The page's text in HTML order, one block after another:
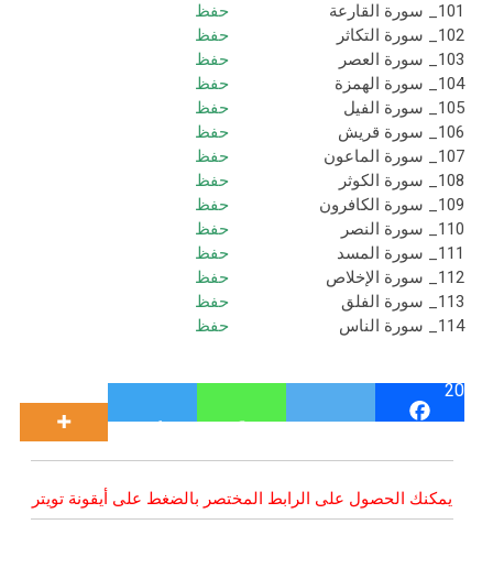
101_ سورة القارعة
حفظ
102_ سورة التكاثر
حفظ
103_ سورة العصر
حفظ
104_ سورة الهمزة
حفظ
105_ سورة الفيل
حفظ
106_ سورة قريش
حفظ
107_ سورة الماعون
حفظ
108_ سورة الكوثر
حفظ
109_ سورة الكافرون
حفظ
110_ سورة النصر
حفظ
111_ سورة المسد
حفظ
112_ سورة الإخلاص
حفظ
113_ سورة الفلق
حفظ
114_ سورة الناس
حفظ
20
يمكنك الحصول على الرابط المختصر بالضغط على أيقونة تويتر